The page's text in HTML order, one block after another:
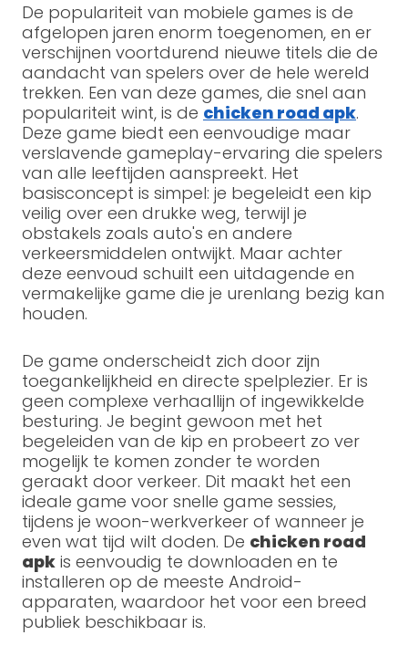
De populariteit van mobiele games is de
afgelopen jaren enorm toegenomen, en er
verschijnen voortdurend nieuwe titels die de
aandacht van spelers over de hele wereld
trekken. Een van deze games, die snel aan
populariteit wint, is de chicken road apk.
Deze game biedt een eenvoudige maar
verslavende gameplay-ervaring die spelers
van alle leeftijden aanspreekt. Het
basisconcept is simpel: je begeleidt een kip
veilig over een drukke weg, terwijl je
obstakels zoals auto's en andere
verkeersmiddelen ontwijkt. Maar achter
deze eenvoud schuilt een uitdagende en
vermakelijke game die je urenlang bezig kan
houden.
De game onderscheidt zich door zijn
toegankelijkheid en directe spelplezier. Er is
geen complexe verhaallijn of ingewikkelde
besturing. Je begint gewoon met het
begeleiden van de kip en probeert zo ver
mogelijk te komen zonder te worden
geraakt door verkeer. Dit maakt het een
ideale game voor snelle game sessies,
tijdens je woon-werkverkeer of wanneer je
even wat tijd wilt doden. De chicken road
apkis eenvoudig te downloaden en te
installeren op de meeste Android-
apparaten, waardoor het voor een breed
publiek beschikbaar is.